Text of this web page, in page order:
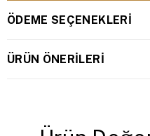
ÖDEME SEÇENEKLERI
ÜRÜN ÖNERILERI